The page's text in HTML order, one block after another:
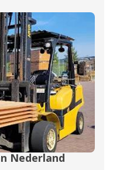
Nederland